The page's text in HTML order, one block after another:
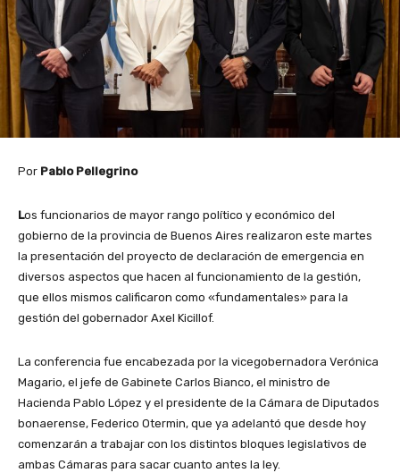
Por Pablo Pellegrino
Los funcionarios de mayor rango político y económico del
gobierno de la provincia de Buenos Aires realizaron este martes
la presentación del proyecto de declaración de emergencia en
diversos aspectos que hacen al funcionamiento de la gestión,
que ellos mismos calificaron como «fundamentales» para la
gestión del gobernador Axel Kicillof.
La conferencia fue encabezada por la vicegobernadora Verónica
Magario, el jefe de Gabinete Carlos Bianco, el ministro de
Hacienda Pablo López y el presidente de la Cámara de Diputados
bonaerense, Federico Otermin, que ya adelantó que desde hoy
comenzarán a trabajar con los distintos bloques legislativos de
ambas Cámaras para sacar cuanto antes la ley.